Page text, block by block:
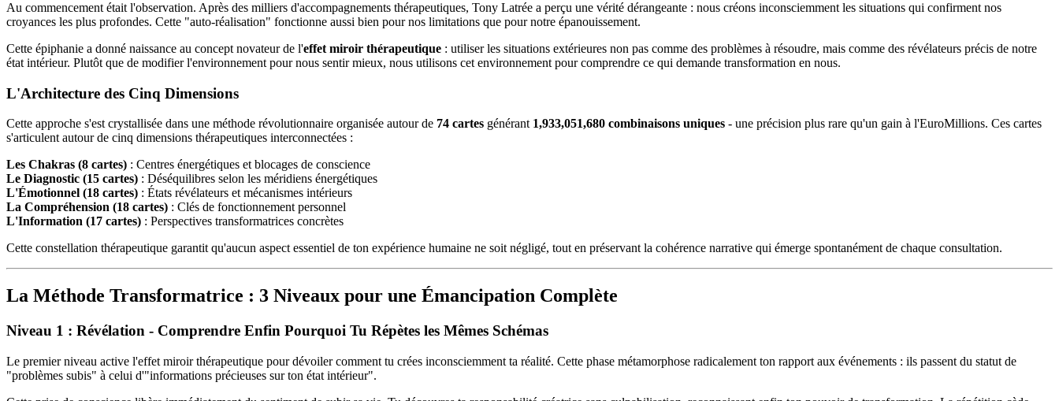
Au commencement était l'observation. Après des milliers d'accompagnements thérapeutiques, Tony Latrée a perçu une vérité dérangeante : nous créons inconsciemment les situations qui confirment nos
croyances les plus profondes. Cette "auto-réalisation" fonctionne aussi bien pour nos limitations que pour notre épanouissement.
Cette épiphanie a donné naissance au concept novateur de l'effet miroir thérapeutique : utiliser les situations extérieures non pas comme des problèmes à résoudre, mais comme des révélateurs précis de notre
état intérieur. Plutôt que de modifier l'environnement pour nous sentir mieux, nous utilisons cet environnement pour comprendre ce qui demande transformation en nous.
L'Architecture des Cinq Dimensions
Cette approche s'est crystallisée dans une méthode révolutionnaire organisée autour de 74 cartes générant 1,933,051,680 combinaisons uniques - une précision plus rare qu'un gain à l'EuroMillions. Ces cartes
s'articulent autour de cinq dimensions thérapeutiques interconnectées :
Les Chakras (8 cartes) : Centres énergétiques et blocages de conscience
Le Diagnostic (15 cartes) : Déséquilibres selon les méridiens énergétiques
L'Émotionnel (18 cartes) : États révélateurs et mécanismes intérieurs
La Compréhension (18 cartes) : Clés de fonctionnement personnel
L'Information (17 cartes) : Perspectives transformatrices concrètes
Cette constellation thérapeutique garantit qu'aucun aspect essentiel de ton expérience humaine ne soit négligé, tout en préservant la cohérence narrative qui émerge spontanément de chaque consultation.
La Méthode Transformatrice : 3 Niveaux pour une Émancipation Complète
Niveau 1 : Révélation - Comprendre Enfin Pourquoi Tu Répètes les Mêmes Schémas
Le premier niveau active l'effet miroir thérapeutique pour dévoiler comment tu crées inconsciemment ta réalité. Cette phase métamorphose radicalement ton rapport aux événements : ils passent du statut de
"problèmes subis" à celui d'"informations précieuses sur ton état intérieur".